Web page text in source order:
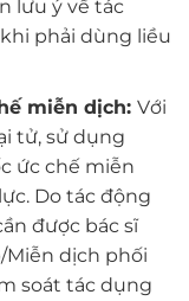
lưu ý về tác
phải dùng liều
miễn dịch: Với
tử, sử dụng
ức chế miễn
Do tác động
được bác sĩ
Miễn dịch phối
soát tác dụng